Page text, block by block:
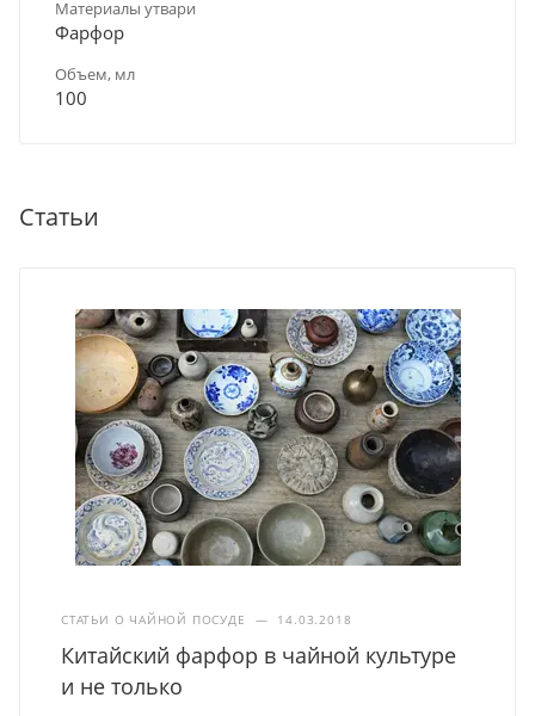
Материалы утвари
Фарфор
Объем, мл
100
Статьи
СТАТЬИ О ЧАЙНОЙ ПОСУДЕ — 14.03.2018
Китайский фарфор в чайной культуре
и не только